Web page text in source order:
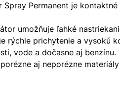
Spray Permanent je
umožňuje ľahké
rýchle prichytenie a vysokú
vode a dočasne aj benzínu.
aj neporézne